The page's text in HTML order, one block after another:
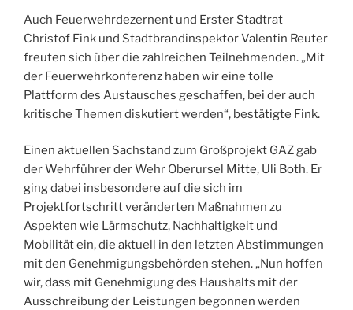
Auch Feuerwehrdezernent und Erster Stadtrat
Christof Fink und Stadtbrandinspektor Valentin Reuter
freuten sich über die zahlreichen Teilnehmenden. „Mit
der Feuerwehrkonferenz haben wir eine tolle
Plattform des Austausches geschaffen, bei der auch
kritische Themen diskutiert werden“, bestätigte Fink.
Einen aktuellen Sachstand zum Großprojekt GAZ gab
der Wehrführer der Wehr Oberursel Mitte, Uli Both. Er
ging dabei insbesondere auf die sich im
Projektfortschritt veränderten Maßnahmen zu
Aspekten wie Lärmschutz, Nachhaltigkeit und
Mobilität ein, die aktuell in den letzten Abstimmungen
mit den Genehmigungsbehörden stehen. „Nun hoffen
wir, dass mit Genehmigung des Haushalts mit der
Ausschreibung der Leistungen begonnen werden